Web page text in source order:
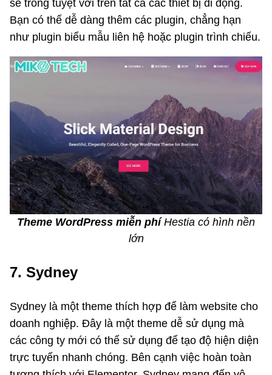
sẽ trông tuyệt vời trên tất cả các thiết bị di động.
Bạn có thể dễ dàng thêm các plugin, chẳng hạn
như plugin biểu mẫu liên hệ hoặc plugin trình chiếu.
Theme WordPress miễn phíHestia có hình nền
lớn
7. Sydney
Sydney là một theme thích hợp để làm website cho
doanh nghiệp. Đây là một theme dễ sử dụng mà
các công ty mới có thể sử dụng để tạo độ hiện diện
trực tuyến nhanh chóng. Bên cạnh việc hoàn toàn